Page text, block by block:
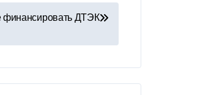
ДТЭК